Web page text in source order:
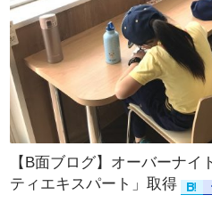
【B面ブログ】オーバーナ
ティエキスパート」取得